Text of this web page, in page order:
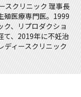
スクリニック 理事長
殖医療専門医。1999
、リプロダクショ
て、2019年に不妊治
ディースクリニック